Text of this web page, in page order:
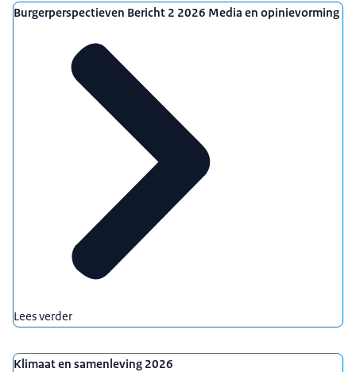
Burgerperspectieven Bericht 2 2026 Media en opinievorming
Lees verder
Klimaat en samenleving 2026